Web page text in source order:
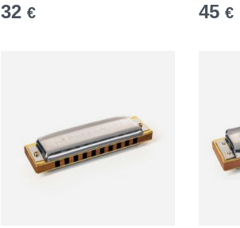
32 € 45 €